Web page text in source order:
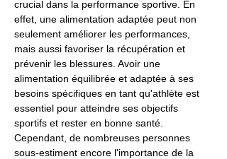
crucial dans la performance sportive. En
effet, une alimentation adaptée peut non
seulement améliorer les performances,
mais aussi favoriser la récupération et
prévenir les blessures. Avoir une
alimentation équilibrée et adaptée à ses
besoins spécifiques en tant qu'athlète est
essentiel pour atteindre ses objectifs
sportifs et rester en bonne santé.
Cependant, de nombreuses personnes
sous-estiment encore l'importance de la